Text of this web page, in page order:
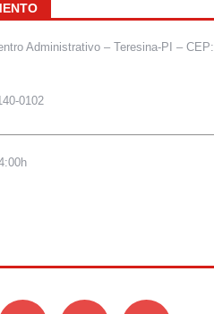
Administrativo – Teresina-PI –
0102